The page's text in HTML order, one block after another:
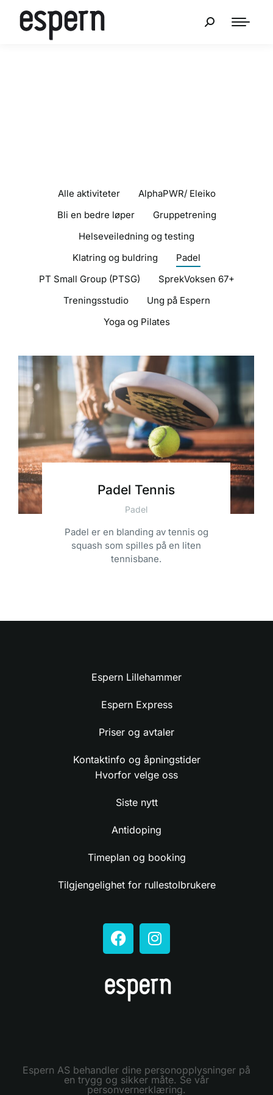
Alle aktiviteter
AlphaPWR/ Eleiko
Bli en bedre løper
Gruppetrening
Helseveiledning og testing
Klatring og buldring
Padel
PT Small Group (PTSG)
SprekVoksen 67+
Treningsstudio
Ung på Espern
Yoga og Pilates
Padel Tennis
Padel
Padel er en blanding av tennis og
squash som spilles på en liten
tennisbane.
Espern Lillehammer
Espern Express
Priser og avtaler
Kontaktinfo og åpningstider
Hvorfor velge oss
Siste nytt
Antidoping
Timeplan og booking
Tilgjengelighet for rullestolbrukere
Espern AS behandler dine personopplysninger på
en trygg og sikker måte. Se vår
personvernerklæring.